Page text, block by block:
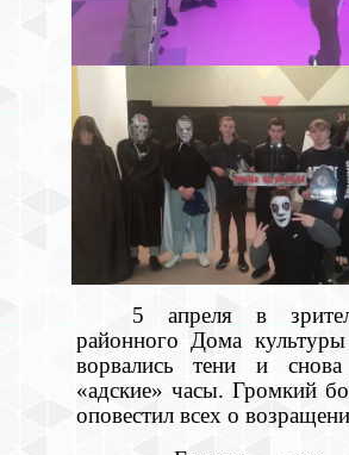
5 апреля в
районного Дома
ворвались тени и снова
«адские» часы. Громкий
оповестил всех о